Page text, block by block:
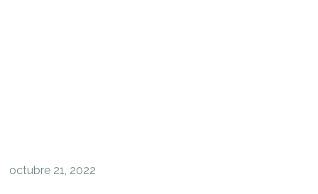
octubre 21, 2022